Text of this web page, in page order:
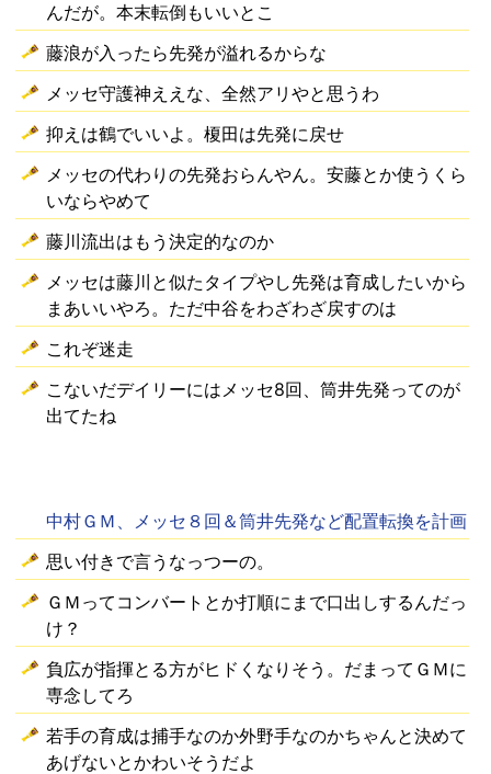
んだが。本末転倒もいいとこ
藤浪が入ったら先発が溢れるからな
メッセ守護神ええな、全然アリやと思うわ
抑えは鶴でいいよ。榎田は先発に戻せ
メッセの代わりの先発おらんやん。安藤とか使うくら
いならやめて
藤川流出はもう決定的なのか
メッセは藤川と似たタイプやし先発は育成したいから
まあいいやろ。ただ中谷をわざわざ戻すのは
これぞ迷走
こないだデイリーにはメッセ8回、筒井先発ってのが
出てたね
中村ＧＭ、メッセ８回＆筒井先発など配置転換を計画
思い付きで言うなっつーの。
ＧＭってコンバートとか打順にまで口出しするんだっ
け？
負広が指揮とる方がヒドくなりそう。だまってＧＭに
専念してろ
若手の育成は捕手なのか外野手なのかちゃんと決めて
あげないとかわいそうだよ